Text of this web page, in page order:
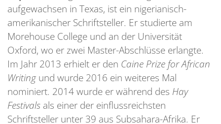
aufgewachsen in Texas, ist ein nigerianisch-
amerikanischer Schriftsteller. Er studierte am
Morehouse College und an der Universität
Oxford, wo er zwei Master-Abschlüsse erlangte.
Im Jahr 2013 erhielt er den Caine Prize for African
Writing und wurde 2016 ein weiteres Mal
nominiert. 2014 wurde er während des Hay
Festivals als einer der einflussreichsten
Schriftsteller unter 39 aus Subsahara-Afrika. Er